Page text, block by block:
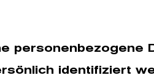
personenbezogene
identifiziert